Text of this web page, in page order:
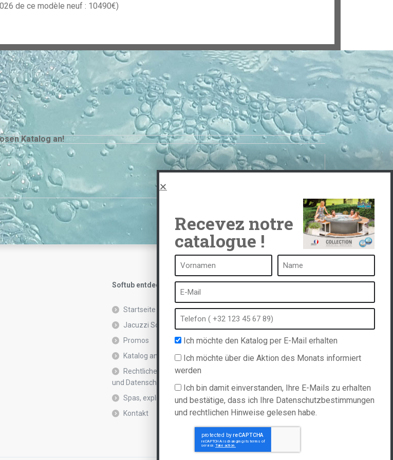
de ce modèle neuf : 10490€)
Katalog an!
Softub entdecken
Startseite
Jacuzzi Softub
Promos
Katalog anfordern
Rechtliche Hinweise
und Datenschutzrichtlinie
Spas, explications
Kontakt
Ein Spa ist ...
Was ist ein Heilbad?
Innen Spa
Freibad
Eingebauter Whirlpool
Spa und Hydrotherapie
Recevez notre
catalogue !
Ich möchte den Katalog per E-Mail erhalten
Ich möchte über die Aktion des Monats informiert
werden
Ich bin damit einverstanden, Ihre E-Mails zu erhalten
und bestätige, dass ich Ihre Datenschutzbestimmungen
und rechtlichen Hinweise gelesen habe.